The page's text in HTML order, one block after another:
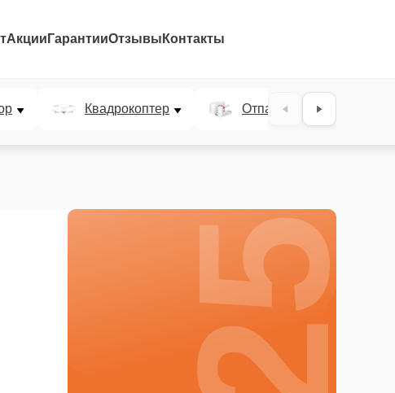
Акции ГарантииОтзывы Контакты
Квадрокоптер Отпариватель
25%